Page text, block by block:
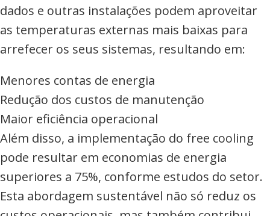
dados e outras instalações podem aproveitar
as temperaturas externas mais baixas para
arrefecer os seus sistemas, resultando em:
Menores contas de energia
Redução dos custos de manutenção
Maior eficiência operacional
Além disso, a implementação do free cooling
pode resultar em economias de energia
superiores a 75%, conforme estudos do setor.
Esta abordagem sustentável não só reduz os